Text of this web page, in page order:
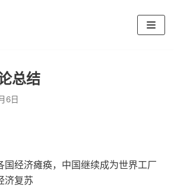
总结
6日
国经济瘫痪，中国继续成为世界工厂
济复苏